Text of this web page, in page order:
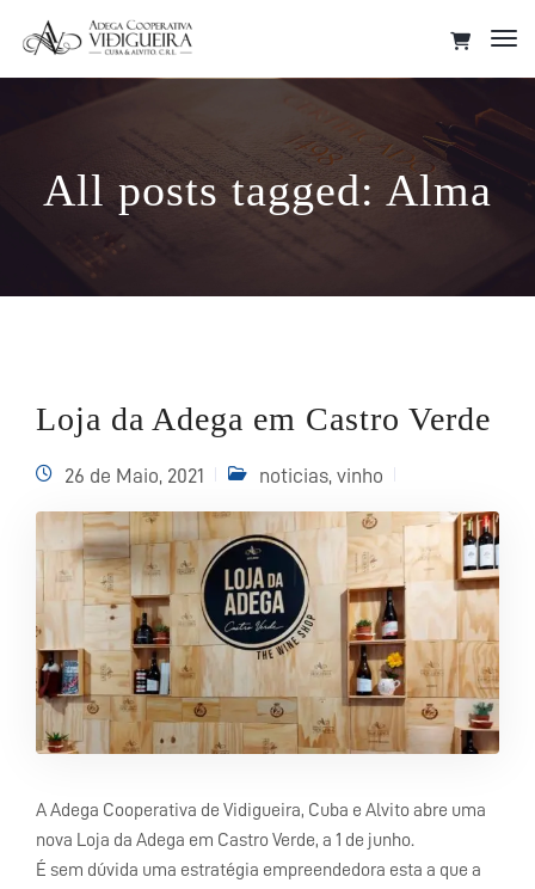
All posts tagged: Alma
Loja da Adega em Castro Verde
26 de Maio, 2021 noticias, vinho
A Adega Cooperativa de Vidigueira, Cuba e Alvito abre uma
nova Loja da Adega em Castro Verde, a 1 de junho.
É sem dúvida uma estratégia empreendedora esta a que a